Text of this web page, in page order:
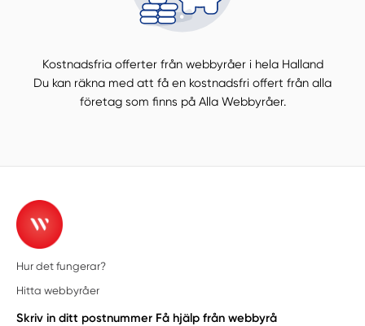
Kostnadsfria offerter från webbyråer i hela Halland
Du kan räkna med att få en kostnadsfri offert från alla
företag som finns på Alla Webbyråer.
Hur det fungerar?
Hitta webbyråer
Skriv in ditt postnummer Få hjälp från webbyrå